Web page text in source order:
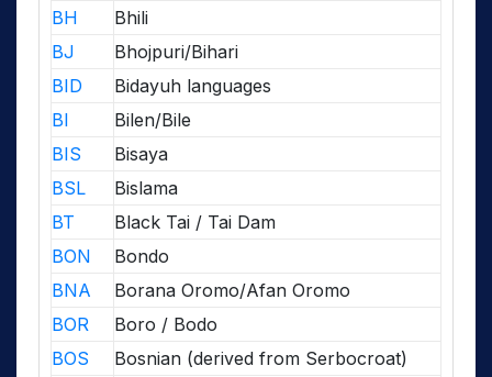
BH
Bhili
BJ
Bhojpuri/Bihari
BID
Bidayuh languages
BI
Bilen/Bile
BIS
Bisaya
BSL
Bislama
BT
Black Tai / Tai Dam
BON
Bondo
BNA
Borana Oromo/Afan Oromo
BOR
Boro / Bodo
BOS
Bosnian (derived from Serbocroat)